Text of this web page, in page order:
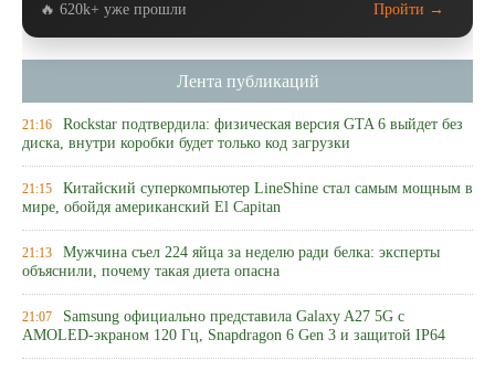
🔥 620k+ уже прошли Пройти →
Лента публикаций
21:16 Rockstar подтвердила: физическая версия GTA 6 выйдет без
диска, внутри коробки будет только код загрузки
21:15 Китайский суперкомпьютер LineShine стал самым мощным в
мире, обойдя американский El Capitan
21:13 Мужчина съел 224 яйца за неделю ради белка: эксперты
объяснили, почему такая диета опасна
21:07 Samsung официально представила Galaxy A27 5G с
AMOLED-экраном 120 Гц, Snapdragon 6 Gen 3 и защитой IP64